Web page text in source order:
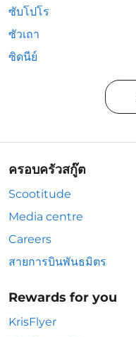
ซับโปโร
ซัวเถา
ซิดนีย์
ครอบครัวสกู๊ต
Scootitude
Media centre
Careers
สายการบินพันธมิตร
Rewards for you
KrisFlyer